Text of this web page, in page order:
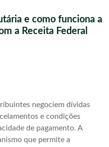
e como funciona a
a Receita Federal
negociem dívidas
e condições
de pagamento. A
que permite a